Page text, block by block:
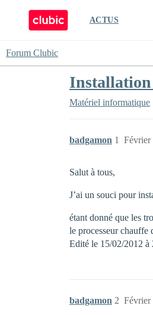
ACTUS
Forum Clubic
Matériel informatique
badgamon Février
1
Salut à tous,
J’ai un souci pour
étant donné que les
le processeur chauffe
Edité le 15/02/2012 à
badgamon Février
2